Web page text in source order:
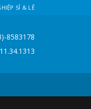
SỈ & LẺ
8583178